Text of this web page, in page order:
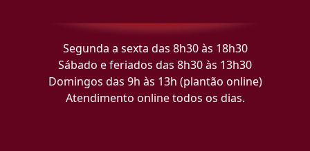
Segunda a sexta das 8h30 às 18h30
Sábado e feriados das 8h30 às 13h30
Domingos das 9h às 13h (plantão online)
Atendimento online todos os dias.